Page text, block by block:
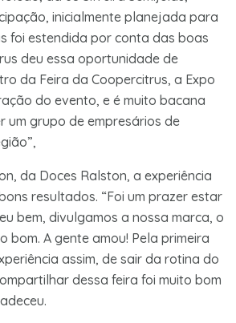
inicialmente planejada para
foi estendida por conta das boas
deu essa oportunidade de
da Feira da Coopercitrus, a Expo
do evento, e é muito bacana
um grupo de empresários de
da Doces Ralston, a experiência
resultados. “Foi um prazer estar
bem, divulgamos a nossa marca, o
bom. A gente amou! Pela primeira
assim, de sair da rotina do
dessa feira foi muito bom